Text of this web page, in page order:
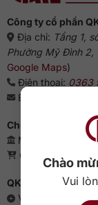
Chào
Vui
Công ty cổ phần
Địa chỉ: Tầng 1,
Phường Mỹ Đình 2,
Google Maps)
Điện thoại: 0363
Email:
Chứng nhận kinh
Mã số doanh
Giấy phép bán lẻ
QKAWine -
Về chúng tôi